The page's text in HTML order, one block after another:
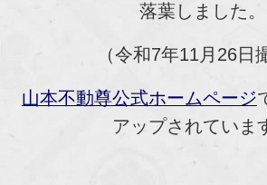
落葉しました。
（令和7年11月26日
山本不動尊公式ホームページ
アップされていま